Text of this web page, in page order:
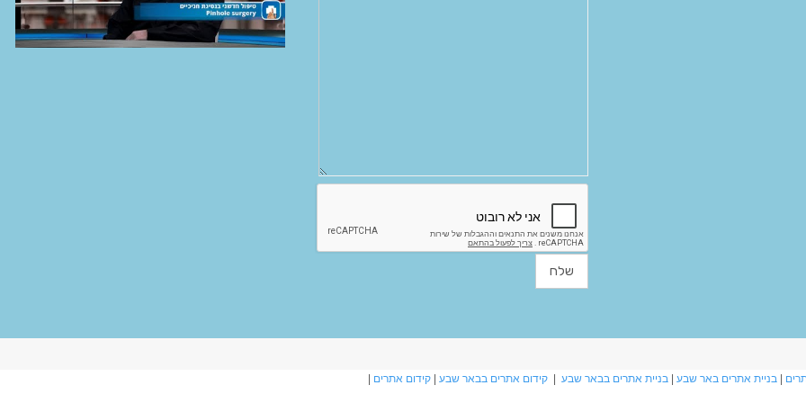
בניית אתרים באר שבע בניית אתרים בבאר שבע קידום אתרים בבאר שבע קידום אתרים